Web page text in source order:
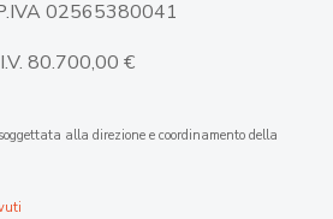
02565380041
80.700,00 €
alla direzione e coordinamento della